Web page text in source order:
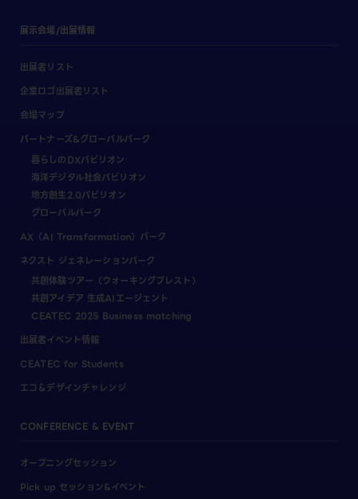
展示会場/出展情報
出展者リスト
企業ロゴ出展者リスト
会場マップ
パートナーズ&グローバルパーク
暮らしのDXパビリオン
海洋デジタル社会パビリオン
地方創生2.0パビリオン
グローバルパーク
AX（AI Transformation）パーク
ネクスト ジェネレーションパーク
共創体験ツアー（ウォーキングブレスト）
共創アイデア 生成AIエージェント
CEATEC 2025 Business matching
出展者イベント情報
CEATEC for Students
エコ＆デザインチャレンジ
CONFERENCE & EVENT
オープニングセッション
Pick up セッション&イベント